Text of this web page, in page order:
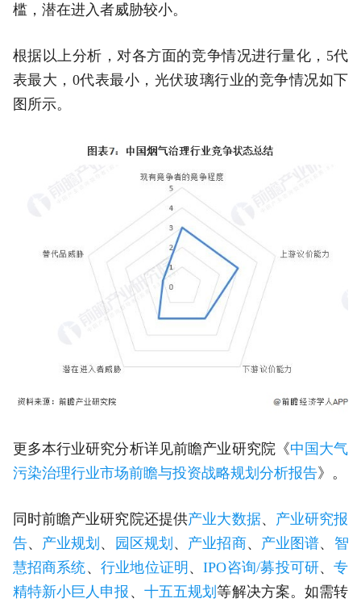
槛，潜在进入者威胁较小。
根据以上分析，对各方面的竞争情况进行量化，5代
表最大，0代表最小，光伏玻璃行业的竞争情况如下
图所示。
更多本行业研究分析详见前瞻产业研究院《中国大气
污染治理行业市场前瞻与投资战略规划分析报告》。
同时前瞻产业研究院还提供产业大数据、 产业研究报
告、 产业规划 、 园区规划 、 产业招商、 产业图谱、 智
慧招商系统、 行业地位证明 、IPO咨询/募投可研、专
精特新小巨人申报 、 十五五规划等解决方案。如需转